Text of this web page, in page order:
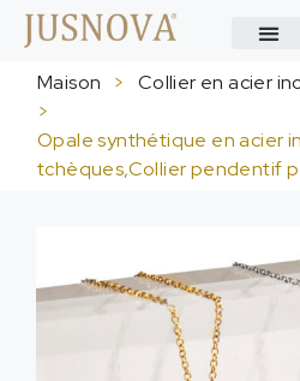
Maison >
Collier en acier
>
Opale synthétique en acier
tchèques,Collier pendentif